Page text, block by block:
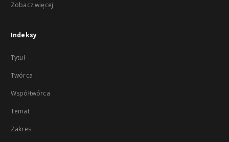
Zobacz więcej
Indeksy
Tytuł
Twórca
Współtwórca
Temat
Zakres